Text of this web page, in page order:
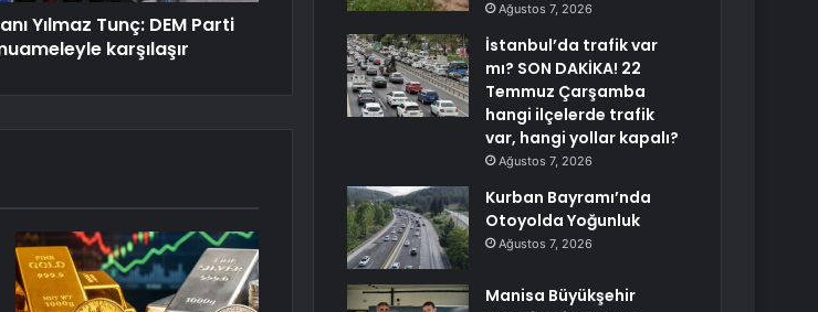
Yılmaz Tunç: DEM Parti
karşılaşır
Ağustos 7, 2026
İstanbul’da trafik var
mı? SON DAKİKA! 22
Temmuz Çarşamba
hangi ilçelerde trafik
var, hangi yollar kapalı?
Ağustos 7, 2026
Kurban Bayramı’nda
Otoyolda Yoğunluk
Ağustos 7, 2026
Manisa Büyükşehir